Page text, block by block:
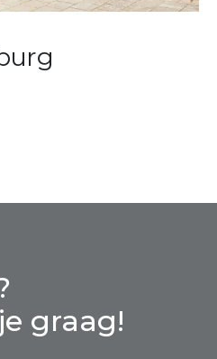
graag!